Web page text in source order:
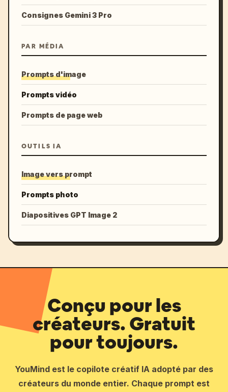
Consignes Gemini 3 Pro
PAR MÉDIA
Prompts d'image
Prompts vidéo
Prompts de page web
OUTILS IA
Image vers prompt
Prompts photo
Diapositives GPT Image 2
Conçu pour les
créateurs. Gratuit
pour toujours.
YouMind est le copilote créatif IA adopté par des
créateurs du monde entier. Chaque prompt est